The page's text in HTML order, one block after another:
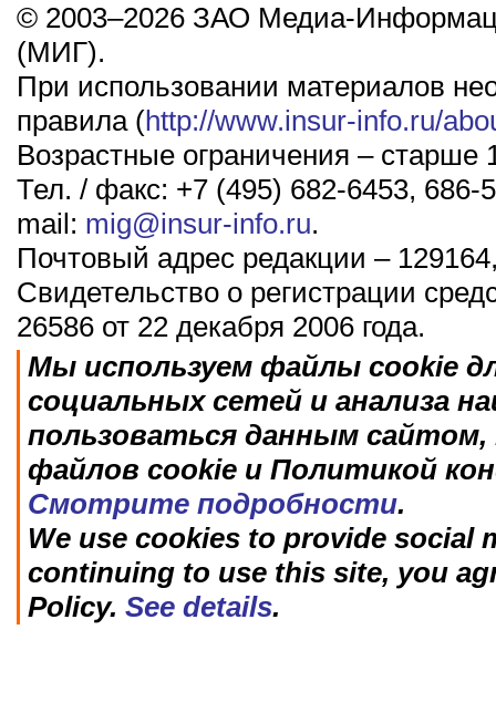
© 2003–2026 ЗАО Медиа-
(МИГ).
При использовании материалов
правила (http://www.insur-info.ru/
Возрастные ограничения – старше
Тел. / факс: +7 (495) 682-6453, 686-
mail: mig@insur-info.ru.
Почтовый адрес редакции –
Свидетельство о регистрации
26586 от 22 декабря 2006 года.
Мы используем файлы cookie
социальных сетей и анализа
пользоваться данным
файлов cookie и Политикой
Смотрите подробности.
We use cookies to provide social
continuing to use this site, you
Policy. See details.